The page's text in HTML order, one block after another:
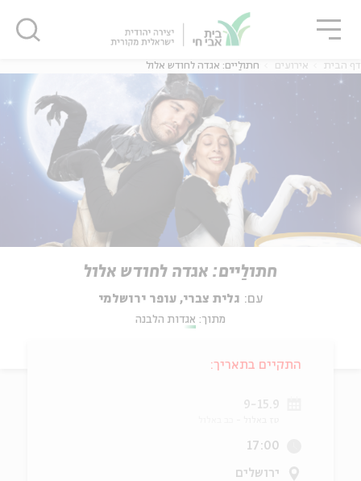
דף הבית אירועים חתולַיים: אגדה לחודש אלול
חתולַיים: אגדה לחודש אלול
עם: גלית צברי, עופר ירושלמי
מתוך: אגדות הלבנה
התקיים בתאריך:
9-15.9
17:00
ירושלים
סגור